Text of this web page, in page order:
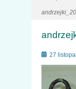
Posted
on
27